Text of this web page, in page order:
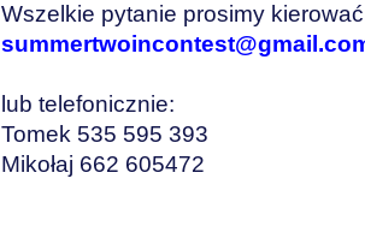
Wszelkie pytanie prosimy
lub telefonicznie:
Tomek 535 595 393
Mikołaj 662 605472